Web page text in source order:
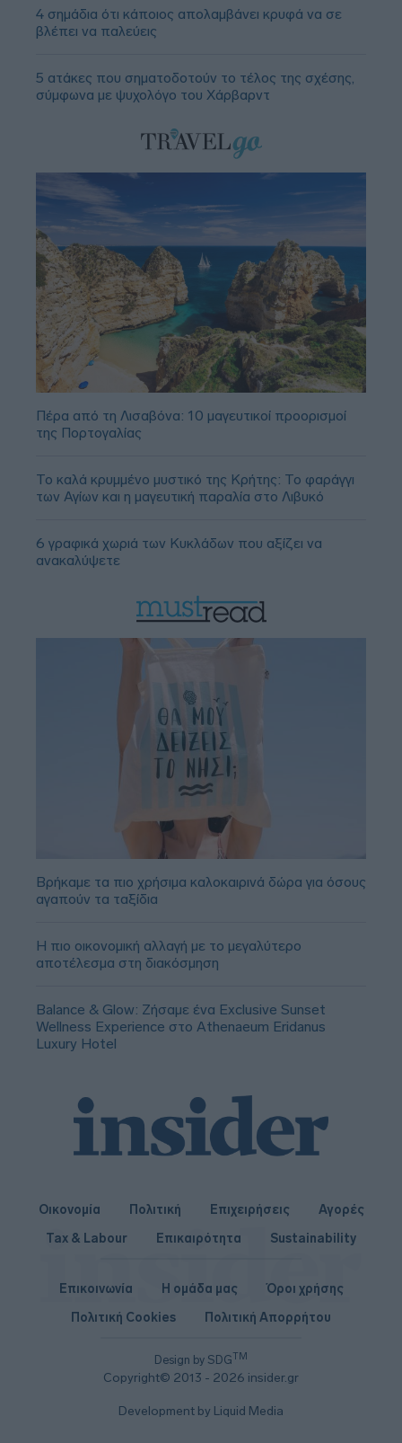
4 σημάδια ότι κάποιος απολαμβάνει κρυφά να σε
βλέπει να παλεύεις
5 ατάκες που σηματοδοτούν το τέλος της σχέσης,
σύμφωνα με ψυχολόγο του Χάρβαρντ
Πέρα από τη Λισαβόνα: 10 μαγευτικοί προορισμοί
της Πορτογαλίας
Το καλά κρυμμένο μυστικό της Κρήτης: Το φαράγγι
των Αγίων και η μαγευτική παραλία στο Λιβυκό
6 γραφικά χωριά των Κυκλάδων που αξίζει να
ανακαλύψετε
Βρήκαμε τα πιο χρήσιμα καλοκαιρινά δώρα για όσους
αγαπούν τα ταξίδια
Η πιο οικονομική αλλαγή με το μεγαλύτερο
αποτέλεσμα στη διακόσμηση
Balance & Glow: Ζήσαμε ένα Exclusive Sunset
Wellness Experience στο Athenaeum Eridanus
Luxury Hotel
Οικονομία Πολιτική Επιχειρήσεις
Αγορές
Tax & Labour
Επικαιρότητα Sustainability
Design by SDGTM
Copyright© 2013 - 2026 insider.gr
Επικοινωνία Η ομάδα μας
Όροι χρήσης
Πολιτική Cookies
Πολιτική Απορρήτου
Development by Liquid Media